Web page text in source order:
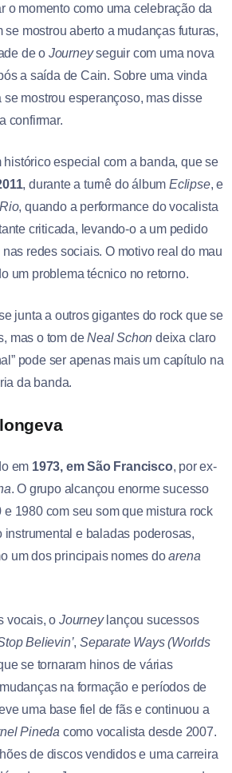
o momento como uma celebração da
se mostrou aberto a mudanças futuras,
de o Journeyseguir com uma nova
a saída de Cain. Sobre uma vinda
se mostrou esperançoso, mas disse
confirmar.
histórico especial com a banda, que se
, durante a turnê do álbumEclipse, e
, quando a performance do vocalista
criticada, levando-o a um pedido
redes sociais. O motivo real do mau
um problema técnico no retorno.
junta a outros gigantes do rock que se
mas o tom deNeal Schon deixa claro
pode ser apenas mais um capítulo na
da banda.
em 1973, em São Francisco, por ex-
. O grupo alcançou enorme sucesso
1980 com seu som que mistura rock
instrumental e baladas poderosas,
um dos principais nomes doarena
vocais, oJourneylançou sucessos
Believin’,Separate Ways (Worlds
se tornaram hinos de várias
na formação e períodos de
uma base fiel de fãs e continuou a
Pineda como vocalista desde 2007.
de discos vendidos e uma carreira